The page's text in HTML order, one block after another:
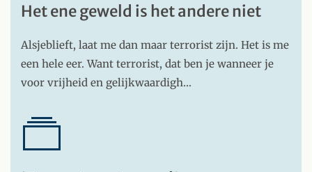
Het ene geweld is het andere niet
Alsjeblieft, laat me dan maar terrorist zijn. Het is me
een hele eer. Want terrorist, dat ben je wanneer je
voor vrijheid en gelijkwaardigh…